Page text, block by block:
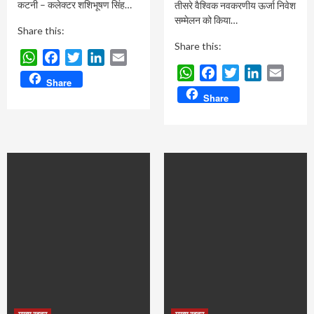
कटनी – कलेक्टर शशिभूषण सिंह…
Share this:
WhatsAppFacebookTwitterLinkedIn
Share
तीसरे वैश्विक नवकरणीय ऊर्जा निवेश
सम्मेलन को किया…
Share this:
WhatsAppFacebookTwitterLinkedIn
Share